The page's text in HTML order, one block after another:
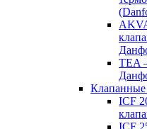
TEA
Клапанные
ICF
ICF